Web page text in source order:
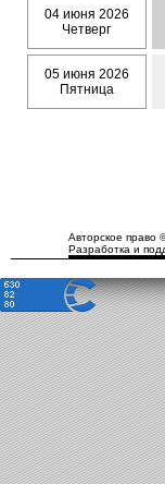
04 июня 2026
Четверг
05 июня 2026
Пятница
Авторское право
Разработка и